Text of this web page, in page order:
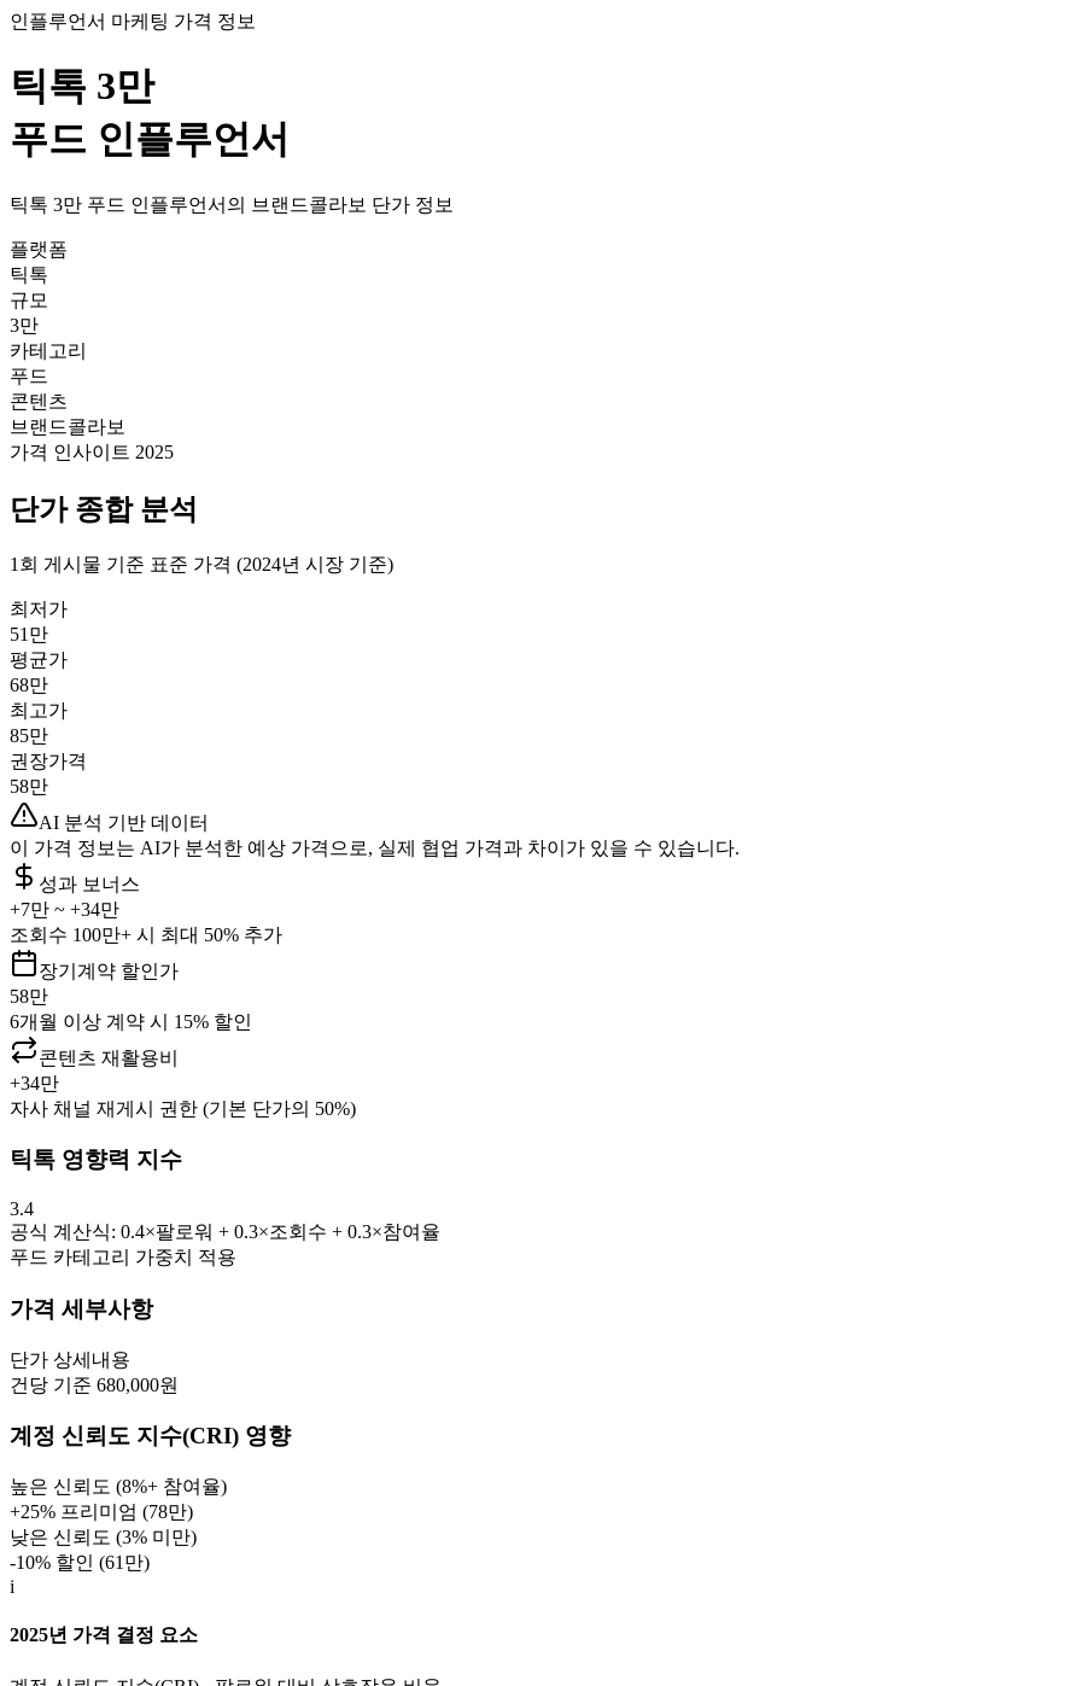
인플루언서 마케팅 가격 정보
틱톡 3만
푸드 인플루언서
틱톡 3만 푸드 인플루언서의 브랜드콜라보 단가 정보
플랫폼
틱톡
규모
3만
카테고리
푸드
콘텐츠
브랜드콜라보
가격 인사이트 2025
단가종합 분석
1회 게시물 기준 표준 가격 (2024년 시장 기준)
최저가
51만
평균가
68만
최고가
85만
권장가격
58만
AI 분석 기반 데이터
이 가격 정보는 AI가 분석한 예상 가격으로, 실제 협업 가격과 차이가 있을 수 있습니다.
성과 보너스
+7만 ~ +34만
조회수 100만+ 시 최대 50% 추가
장기계약 할인가
58만
6개월 이상 계약 시 15% 할인
콘텐츠 재활용비
+34만
자사 채널 재게시 권한 (기본 단가의 50%)
틱톡 영향력 지수
3.4
공식 계산식: 0.4×팔로워 + 0.3×조회수 + 0.3×참여율
푸드 카테고리 가중치 적용
가격 세부사항
단가 상세내용
건당 기준 680,000원
계정 신뢰도 지수(CRI) 영향
높은 신뢰도 (8%+ 참여율)
+25% 프리미엄 (78만)
낮은 신뢰도 (3% 미만)
-10% 할인 (61만)
i
2025년 가격 결정 요소